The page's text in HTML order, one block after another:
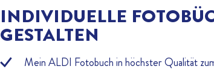
INDIVIDUELLE
GESTALTEN
Mein ALDI Fotobuch in höchster Qualität